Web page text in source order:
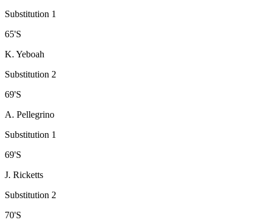
Substitution 1
65'S
K. Yeboah
Substitution 2
69'S
A. Pellegrino
Substitution 1
69'S
J. Ricketts
Substitution 2
70'S